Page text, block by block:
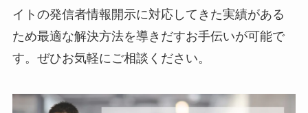
イトの発信者情報開示に対応してきた実績がある
ため最適な解決方法を導きだすお手伝いが可能で
す。ぜひお気軽にご相談ください。